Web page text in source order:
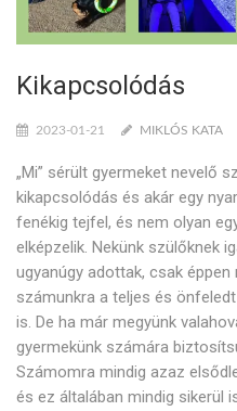
Kikapcsolódás
2023-01-21 MIKLÓS KATA
„Mi” sérült gyermeket nevelő
kikapcsolódás és akár egy
fenékig tejfel, és nem olyan
elképzelik. Nekünk szülőknek
ugyanúgy adottak, csak
számunkra a teljes és
is. De ha már megyünk
gyermekünk számára
Számomra mindig azaz
és ez általában mindig sikerül